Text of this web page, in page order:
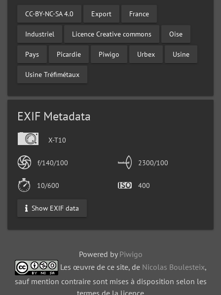
CC-BY-NC-SA 4.0 Export France
Industriel Licence Creative commons Oise
Pays Picardie Piwigo Urbex Usine
Usine Tréfimétaux
EXIF Metadata
X-T10
f/140/100 2300/100
10/600 400
Show EXIF data
Powered by Piwigo
Les œuvre de ce site, de Nicolas Boulesteix,
sauf mention contraire sont mises à disposition selon les
termes de la licence